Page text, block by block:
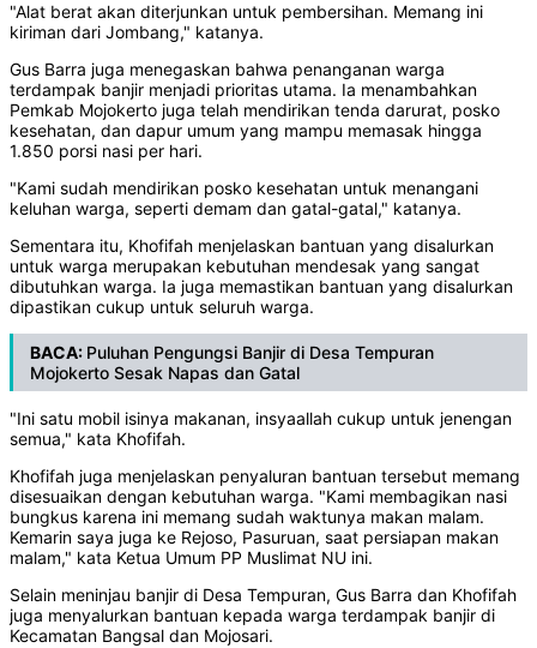
"Alat berat akan diterjunkan untuk pembersihan. Memang ini
kiriman dari Jombang," katanya.
Gus Barra juga menegaskan bahwa penanganan warga
terdampak banjir menjadi prioritas utama. Ia menambahkan
Pemkab Mojokerto juga telah mendirikan tenda darurat, posko
kesehatan, dan dapur umum yang mampu memasak hingga
1.850 porsi nasi per hari.
"Kami sudah mendirikan posko kesehatan untuk menangani
keluhan warga, seperti demam dan gatal-gatal," katanya.
Sementara itu, Khofifah menjelaskan bantuan yang disalurkan
untuk warga merupakan kebutuhan mendesak yang sangat
dibutuhkan warga. Ia juga memastikan bantuan yang disalurkan
dipastikan cukup untuk seluruh warga.
BACA: Puluhan Pengungsi Banjir di Desa Tempuran
Mojokerto Sesak Napas dan Gatal
"Ini satu mobil isinya makanan, insyaallah cukup untuk jenengan
semua," kata Khofifah.
Khofifah juga menjelaskan penyaluran bantuan tersebut memang
disesuaikan dengan kebutuhan warga. "Kami membagikan nasi
bungkus karena ini memang sudah waktunya makan malam.
Kemarin saya juga ke Rejoso, Pasuruan, saat persiapan makan
malam," kata Ketua Umum PP Muslimat NU ini.
Selain meninjau banjir di Desa Tempuran, Gus Barra dan Khofifah
juga menyalurkan bantuan kepada warga terdampak banjir di
Kecamatan Bangsal dan Mojosari.